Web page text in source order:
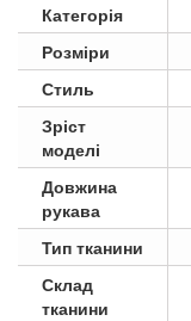
Категорія
Розміри
Стиль
Зріст
моделі
Довжина
рукава
Тип тканини
Склад
тканини